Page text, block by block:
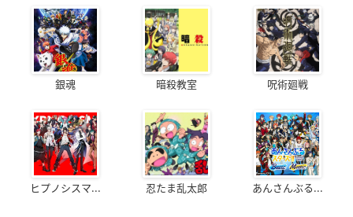
銀魂 暗殺教室 呪術廻戦
ヒプノシスマ... 忍たま乱太郎 あんさんぶる...